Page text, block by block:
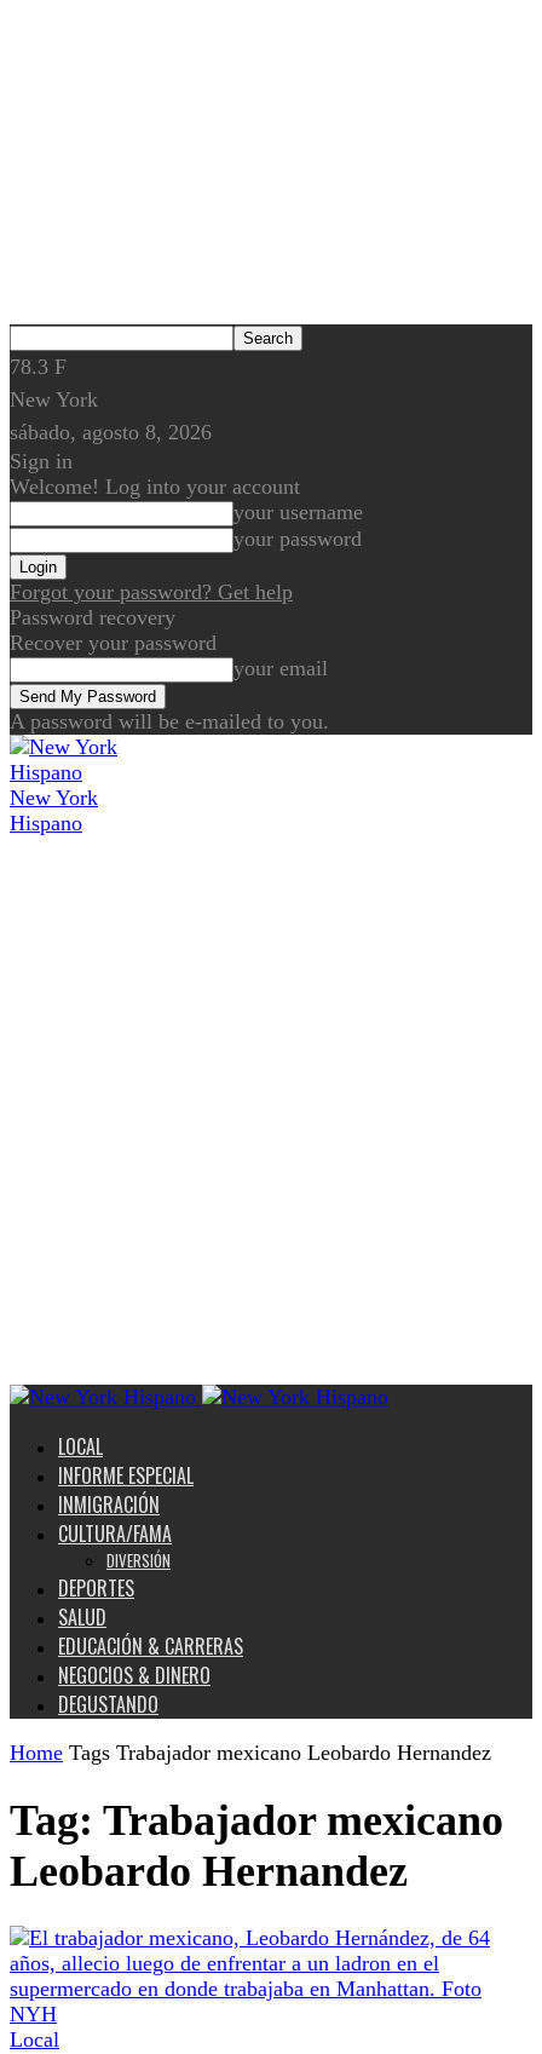
78.3 F
New York
sábado, agosto 8, 2026
Sign in
Welcome! Log into your account
your username
your password
Forgot your password? Get help
Password recovery
Recover your password
your email
A password will be e-mailed to you.
New York
Hispano
LOCAL
INFORME ESPECIAL
INMIGRACIÓN
CULTURA/FAMA
DIVERSIÓN
DEPORTES
SALUD
EDUCACIÓN & CARRERAS
NEGOCIOS & DINERO
DEGUSTANDO
Home Tags Trabajador mexicano Leobardo Hernandez
Tag: Trabajador mexicano
Leobardo Hernandez
Local